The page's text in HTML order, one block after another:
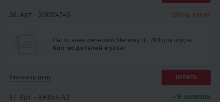
36. Арт - XM054746
Насос электрический Stermay HT-781 для лодок
Кол-во деталей в узле:
Под заказ
Уточнить цену КУПИТЬ
37. Арт - XM054742 В наличии